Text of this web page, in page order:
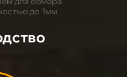
до 1мм.